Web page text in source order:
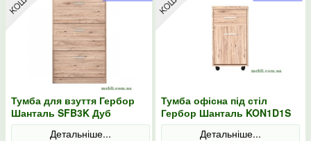
Тумба для взуття Гербор
Шанталь SFB3K Дуб
санремо світлий
Детальніше...
Тумба офісна під стіл
Гербор Шанталь KON1D1S
Дуб санремо світлий
Детальніше...